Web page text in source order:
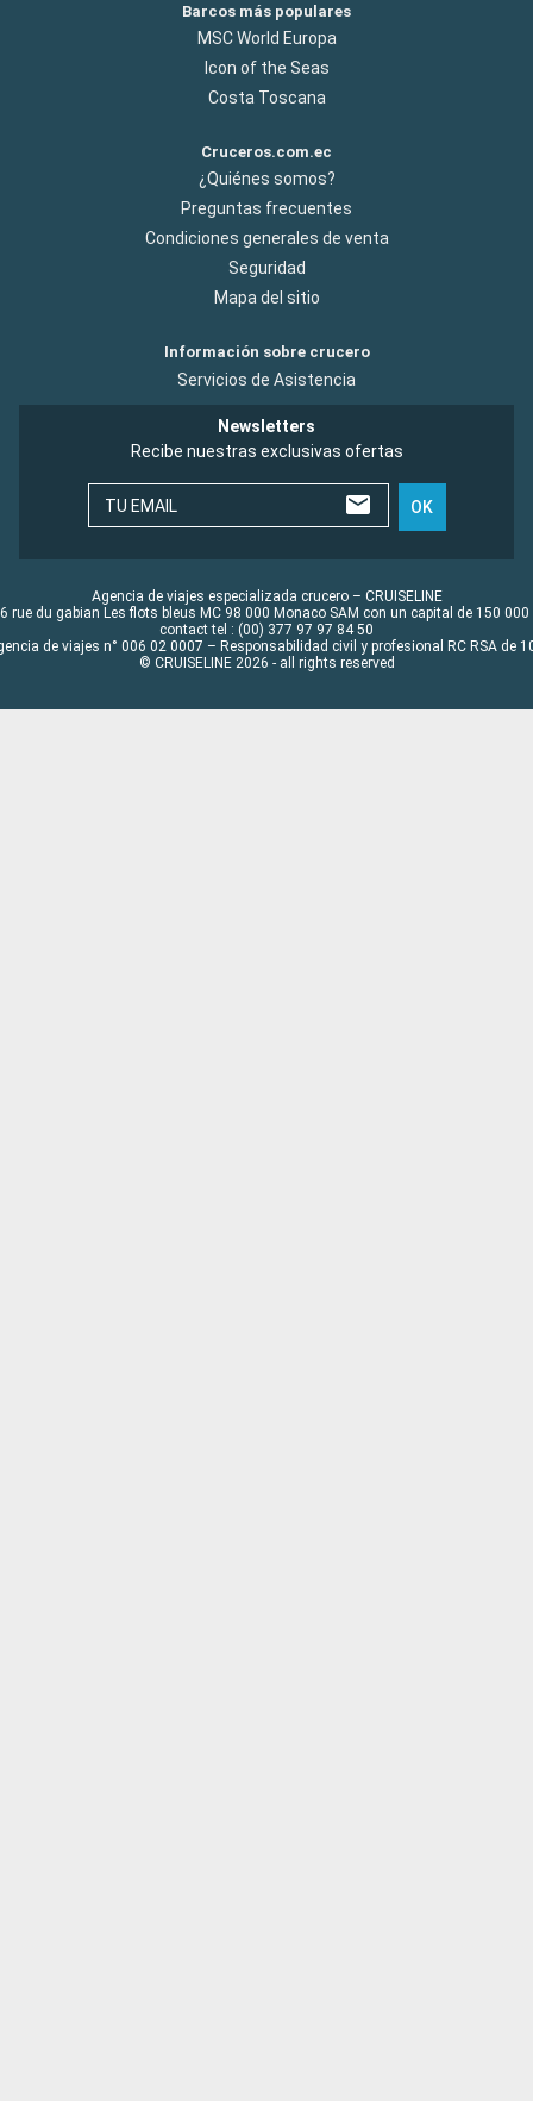
Barcos más populares
MSC World Europa
Icon of the Seas
Costa Toscana
Cruceros.com.ec
¿Quiénes somos?
Preguntas frecuentes
Condiciones generales de venta
Seguridad
Mapa del sitio
Información sobre crucero
Servicios de Asistencia
Newsletters
Recibe nuestras exclusivas ofertas
TU EMAIL OK
Agencia de viajes especializada crucero – CRUISELINE
rue du gabian Les flots bleus MC 98 000 Monaco SAM con un capital de 150 000
contact tel : (00) 377 97 97 84 50
de viajes n° 006 02 0007 – Responsabilidad civil y profesional RC RSA de
© CRUISELINE 2026 - all rights reserved